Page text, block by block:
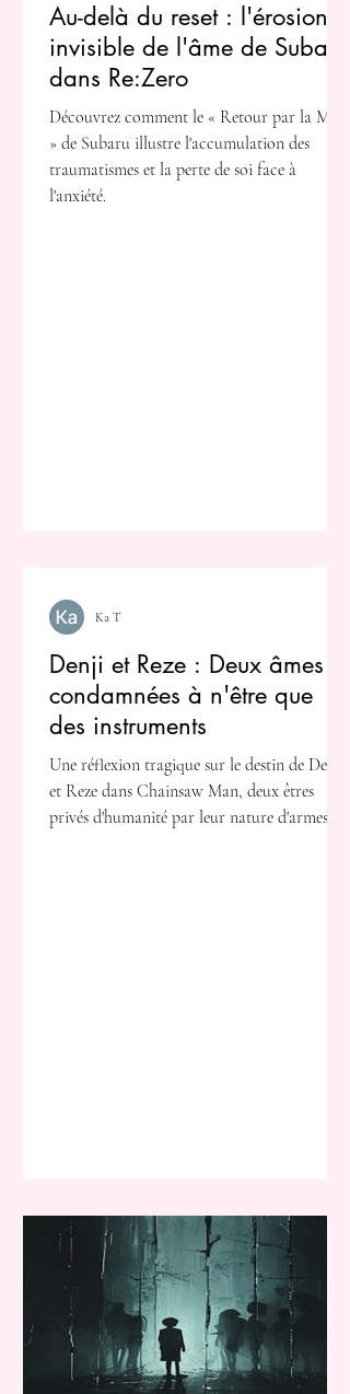
Au-delà du reset : l'érosion
invisible de l'âme de Subaru
dans Re:Zero
Découvrez comment le « Retour par la Mort
» de Subaru illustre l'accumulation des
traumatismes et la perte de soi face à
l'anxiété.
Denji et Reze : Deux âmes
condamnées à n'être que
des instruments
Une réflexion tragique sur le destin de Denji
et Reze dans Chainsaw Man, deux êtres
privés d'humanité par leur nature d'armes.
Ka T